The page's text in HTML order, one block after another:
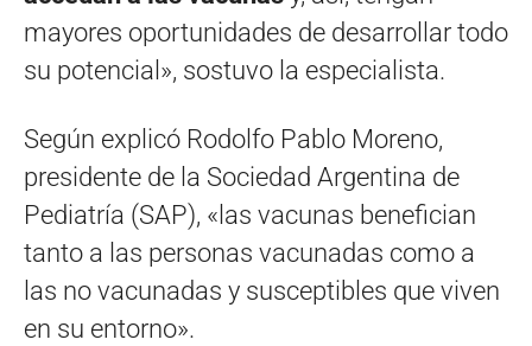
mayores oportunidades de desarrollar todo
su potencial», sostuvo la especialista.
Según explicó Rodolfo Pablo Moreno,
presidente de la Sociedad Argentina de
Pediatría (SAP), «las vacunas benefician
tanto a las personas vacunadas como a
las no vacunadas y susceptibles que viven
en su entorno».